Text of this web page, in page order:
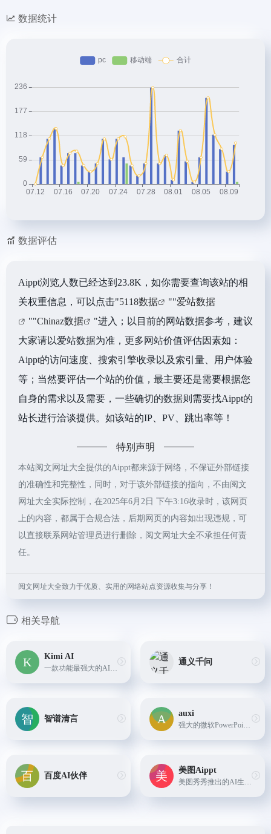
数据统计
数据评估
Aippt浏览人数已经达到23.8K，如你需要查询该站的相
关权重信息，可以点击"5118数据 ""爱站数据
""Chinaz数据
"进入；以目前的网站数据参考，建议
大家请以爱站数据为准，更多网站价值评估因素如：
Aippt的访问速度、搜索引擎收录以及索引量、用户体验
等；当然要评估一个站的价值，最主要还是需要根据您
自身的需求以及需要，一些确切的数据则需要找Aippt的
站长进行洽谈提供。如该站的IP、PV、跳出率等！
特别声明
本站阅文网址大全提供的Aippt都来源于网络，不保证外部链接
的准确性和完整性，同时，对于该外部链接的指向，不由阅文
网址大全实际控制，在2025年6月2日 下午3:16收录时，该网页
上的内容，都属于合规合法，后期网页的内容如出现违规，可
以直接联系网站管理员进行删除，阅文网址大全不承担任何责
任。
阅文网址大全致力于优质、实用的网络站点资源收集与分享！
相关导航
Kimi AI
一款功能最强大的AI智能助手,功能包括：对话、超长文本阅读、语音转文字、信息搜索、文件内容处理
通义千问
智谱清言
auxi
强大的微软PowerPoint的AI插件，以文字聊天方式来对ppt进行增加间距、对齐、添加文本框、保存PPT等操作。
百度AI伙伴
美图Aippt
美图秀秀推出的AI生成PPT